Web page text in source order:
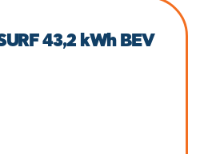
43,2 kWh BEV